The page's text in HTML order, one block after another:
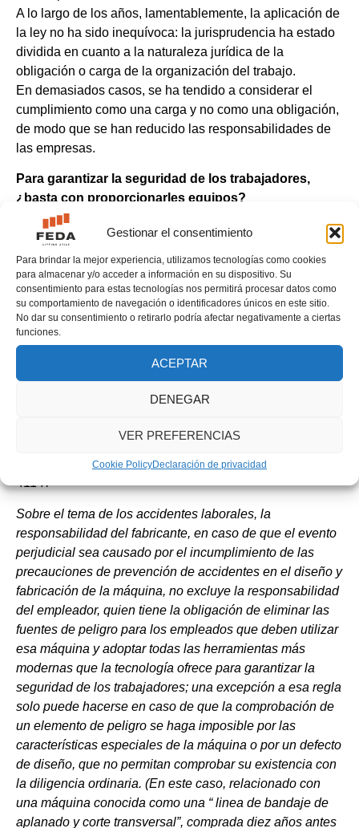
Gestionar el consentimiento
Para brindar la mejor experiencia, utilizamos tecnologías como cookies
para almacenar y/o acceder a información en su dispositivo. Su
consentimiento para estas tecnologías nos permitirá procesar datos como
su comportamiento de navegación o identificadores únicos en este sitio.
No dar su consentimiento o retirarlo podría afectar negativamente a ciertas
funciones.
ACEPTAR
DENEGAR
VER PREFERENCIAS
Cookie PolicyDeclaración de privacidad
A lo largo de los años, lamentablemente, la aplicación de
la ley no ha sido inequívoca: la jurisprudencia ha estado
dividida en cuanto a la naturaleza jurídica de la
obligación o carga de la organización del trabajo.
En demasiados casos, se ha tendido a considerar el
cumplimiento como una carga y no como una obligación,
de modo que se han reducido las responsabilidades de
las empresas.
Para garantizar la seguridad de los trabajadores,
¿basta con proporcionarles equipos?
La respuesta no es trivial, una declaración pura y simple
no es en absoluto suficiente en un ámbito tan regulado y,
por tanto, complejo.
Ciertamente, proporcionar equipos a los trabajadores
está en el centro de los deberes/obligaciones del
empresario, al igual que el mantenimiento adecuado y no
opcional de los equipos. Sin embargo, la normativa
considera tan importante la adecuación de la maquinaria
como la adaptación de los equipos a la evolución de la
Tribunal de Casación Penal, secc. IV , 27/10/2021 , núm.
41147
Sobre el tema de los accidentes laborales, la
responsabilidad del fabricante, en caso de que el evento
perjudicial sea causado por el incumplimiento de las
precauciones de prevención de accidentes en el diseño y
fabricación de la máquina, no excluye la responsabilidad
del empleador, quien tiene la obligación de eliminar las
fuentes de peligro para los empleados que deben utilizar
esa máquina y adoptar todas las herramientas más
modernas que la tecnología ofrece para garantizar la
seguridad de los trabajadores; una excepción a esa regla
solo puede hacerse en caso de que la comprobación de
un elemento de peligro se haga imposible por las
características especiales de la máquina o por un defecto
de diseño, que no permitan comprobar su existencia con
la diligencia ordinaria. (En este caso, relacionado con
una máquina conocida como una “ linea de bandaje de
aplanado y corte transversal”, comprada diez años antes